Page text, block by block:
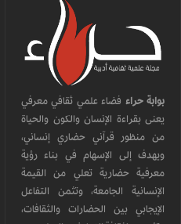
بوابة حراء فضاء علمي ثقافي معرفي
يعنى بقراءة الإنسان والكون والحياة
من منظور قرآني حضاري إنساني،
ويهدف إلى الإسهام في بناء رؤية
معرفية حضارية تعلي من القيمة
الإنسانية الجامعة، وتثمن التفاعل
الإيجابي بين الحضارات والثقافات،